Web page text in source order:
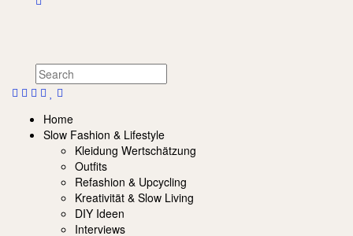
Home
Slow Fashion & Lifestyle
Kleidung Wertschätzung
Outfits
Refashion & Upcycling
Kreativität & Slow Living
DIY Ideen
Interviews